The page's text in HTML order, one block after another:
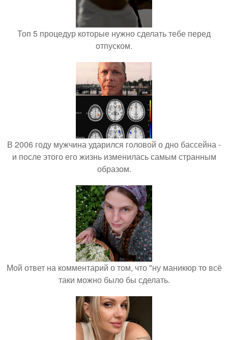
Топ 5 процедур которые нужно сделать тебе перед
отпуском.
В 2006 году мужчина ударился головой о дно бассейна -
и после этого его жизнь изменилась самым странным
образом.
Мой ответ на комментарий о том, что "ну маникюр то всё
таки можно было бы сделать.